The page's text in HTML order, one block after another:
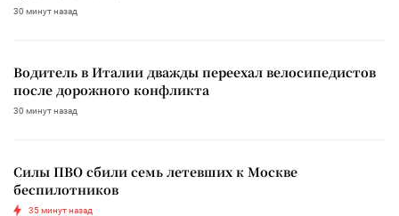
30 минут назад
Водитель в Италии дважды переехал велосипедистов
после дорожного конфликта
30 минут назад
Силы ПВО сбили семь летевших к Москве
беспилотников
35 минут назад